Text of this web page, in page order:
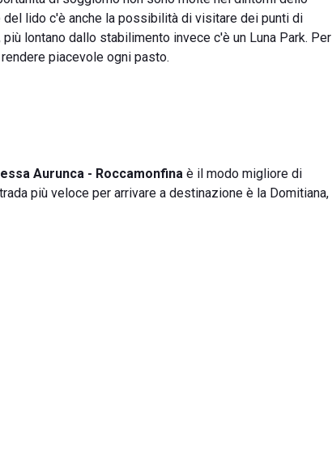
lido c'è anche la possibilità di visitare dei punti di
più lontano dallo stabilimento invece c'è un Luna Park. Per
piacevole ogni pasto.
Aurunca - Roccamonfina è il modo migliore di
più veloce per arrivare a destinazione è la Domitiana,